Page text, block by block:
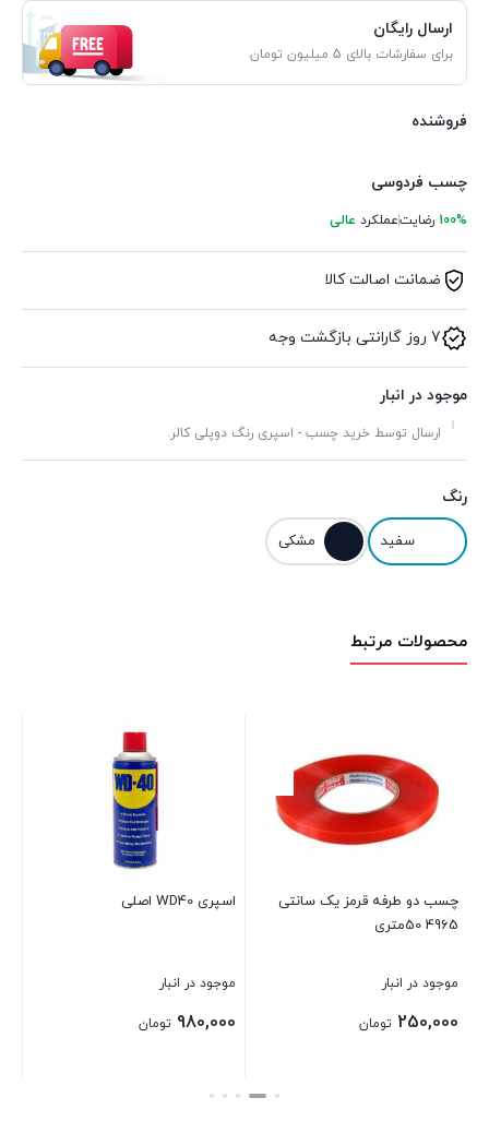
ارسال رایگان
برای سفارشات بالای 5 میلیون تومان
فروشنده
چسب فردوسی
100% رضایتعملکرد عالی
ضمانت اصالت کالا
7 روز گارانتی بازگشت وجه
موجود در انبار
ارسال توسط خرید چسب - اسپری رنگ دوپلی کالر.
رنگ
سفید مشکی
محصولات مرتبط
چسب دو طرفه قرمز یک سانتی
4965 50متری
موجود در انبار
250,000 تومان
اسپری WD40 اصلی
موجود در انبار
980,000 تومان
بستن